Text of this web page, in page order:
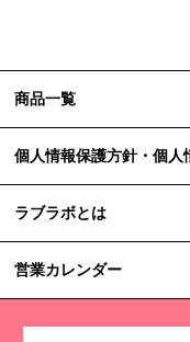
障を及ぼすおそれ
当社は個人情報の取扱
その際、弊社は、個人
していることを条件と
を委託先と締結し、お
６. 個人情報（保有個人
正等、利用停止等の請求
情報の利用目的の通知
商品一覧
個人情報保護方針・個人
ラブラボとは
営業カレンダー